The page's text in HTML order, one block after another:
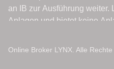
Online Broker LYNX. Alle